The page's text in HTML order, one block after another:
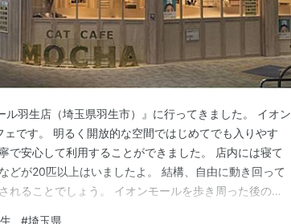
ル羽生店（埼玉県羽生市）』に行ってきました。 イオン
です。 明るく開放的な空間ではじめてでも入りやす
で安心して利用することができました。 店内には寝て
どが20匹以上はいましたよ。 結構、自由に動き回って
れることでしょう。 イオンモールを歩き周った後の休
#埼玉県